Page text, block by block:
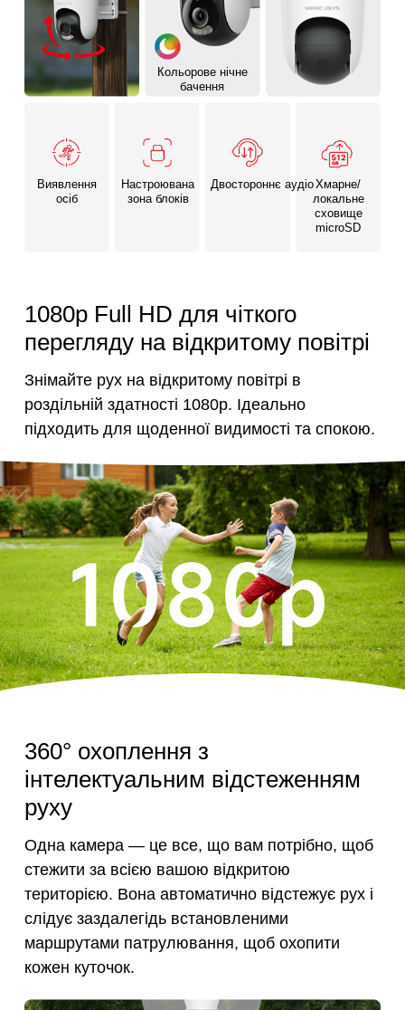
Кольорове нічне
бачення
Виявлення
осіб
Настроювана
зона блоків
Двостороннє аудіоХмарне/
локальне
сховище
microSD
1080p Full HD для чіткого
перегляду на відкритому повітрі
Знімайте рух на відкритому повітрі в
роздільній здатності 1080p. Ідеально
підходить для щоденної видимості та спокою.
360° охоплення з
інтелектуальним відстеженням
руху
Одна камера — це все, що вам потрібно, щоб
стежити за всією вашою відкритою
територією. Вона автоматично відстежує рух і
слідує заздалегідь встановленими
маршрутами патрулювання, щоб охопити
кожен куточок.